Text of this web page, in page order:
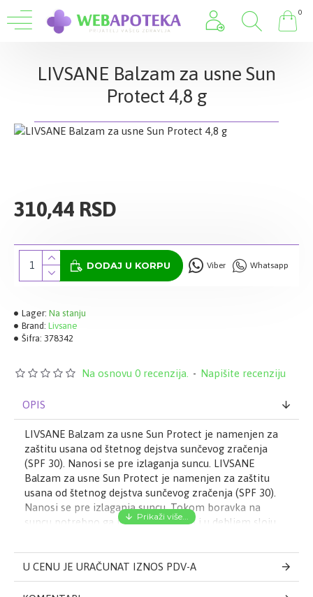
0
LIVSANE Balzam za usne Sun
Protect 4,8 g
Lager: Na stanju
Brand: Livsane
Šifra: 378342
Na osnovu 0 recenzija. - Napišite recenziju
310,44 RSD
DODAJ U KORPU Viber Whatsapp
OPIS
LIVSANE Balzam za usne Sun Protect je namenjen za
zaštitu usana od štetnog dejstva sunčevog zračenja
(SPF 30). Nanosi se pre izlaganja suncu. LIVSANE
Balzam za usne Sun Protect je namenjen za zaštitu
usana od štetnog dejstva sunčevog zračenja (SPF 30).
Nanosi se pre izlaganja suncu. Tokom boravka na
suncu potrebno ga je nanositi često i u debljem sloju
je potvrđena podnošljivost na koži. Izbegavati
preterano izlaganje suncu u popodnevnim časovima.
U CENU JE URAČUNAT IZNOS PDV-A